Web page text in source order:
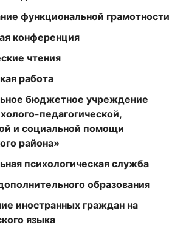
функциональной грамотности
конференция
чтения
работа
бюджетное учреждение
педагогической,
и социальной помощи
района»
психологическая служба
образования
иностранных граждан на
языка